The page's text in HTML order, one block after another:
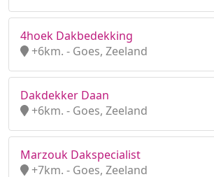
4hoek Dakbedekking
+6km. - Goes, Zeeland
Dakdekker Daan
+6km. - Goes, Zeeland
Marzouk Dakspecialist
+7km. - Goes, Zeeland